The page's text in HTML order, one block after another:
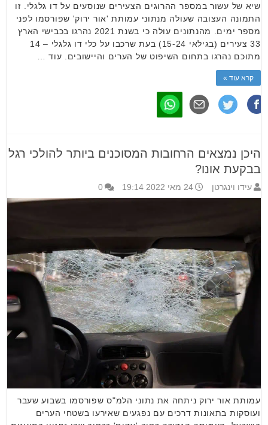
שיא של עשור במספר ההרוגים הצעירים שנוסעים על דו גלגלי. זו
התמונה העצובה שעולה מנתוני עמותת 'אור ירוק' שפורסמו לפני
מספר ימים. מהנתונים עולה כי בשנת 2021 נהרגו בכבישי הארץ
33 צעירים (בגילאי 15-24) בעת שרכבו על כלי דו גלגלי – 14
מתוכם נהרגו בתחום השיפוט של הערים והיישובים. עוד …
קרא עוד »
היכן נמצאים הרחובות המסוכנים ביותר להולכי רגל
בבקעת אונו?
עידו וינגרטן 24 מאי 2022 19:14 0
עמותת אור ירוק ניתחה את נתוני הלמ"ס שפורסמו בשבוע שעבר
ועוסקות בתאונות דרכים עם נפגעים שאירעו בשטחי הערים